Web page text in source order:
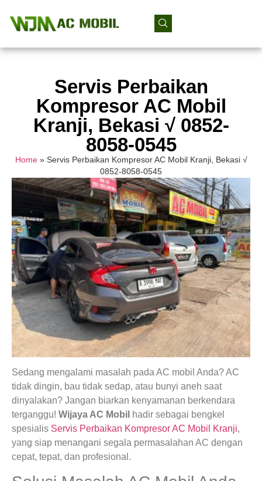
Servis Perbaikan
Kompresor AC Mobil
Kranji, Bekasi √ 0852-
8058-0545
Home» Servis Perbaikan Kompresor AC Mobil Kranji, Bekasi √
0852-8058-0545
Sedang mengalami masalah pada AC mobil Anda? AC
tidak dingin, bau tidak sedap, atau bunyi aneh saat
dinyalakan? Jangan biarkan kenyamanan berkendara
terganggu! Wijaya AC Mobil hadir sebagai bengkel
spesialis Servis Perbaikan Kompresor AC Mobil Kranji,
yang siap menangani segala permasalahan AC dengan
cepat, tepat, dan profesional.